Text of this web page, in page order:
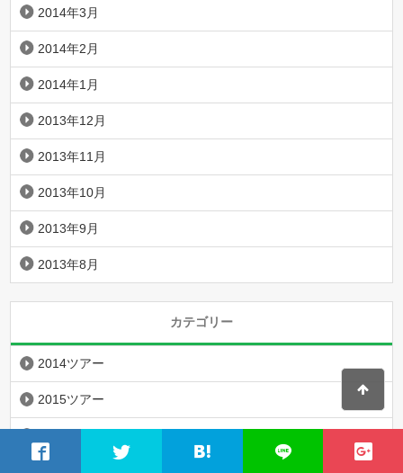
2014年3月
2014年2月
2014年1月
2013年12月
2013年11月
2013年10月
2013年9月
2013年8月
カテゴリー
2014ツアー
2015ツアー